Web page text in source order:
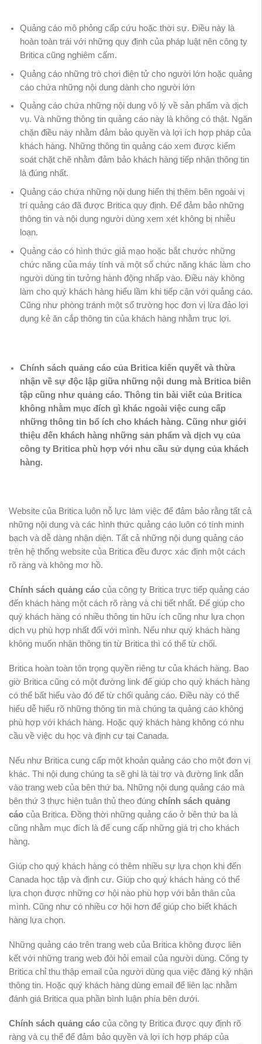
Quảng cáo mô phỏng cấp cứu hoặc thời sự. Điều này là
hoàn toàn trái với những quy định của pháp luật nên công ty
Britica cũng nghiêm cấm.
Quảng cáo những trò chơi điện tử cho người lớn hoặc quảng
cáo chứa những nội dung dành cho người lớn
Quảng cáo chứa những nội dung vô lý về sản phẩm và dịch
vụ. Và những thông tin quảng cáo này là không có thật. Ngăn
chặn điều này nhằm đảm bảo quyền và lợi ích hợp pháp của
khách hàng. Những thông tin quảng cáo xem được kiểm
soát chặt chẽ nhằm đảm bảo khách hàng tiếp nhận thông tin
là đúng nhất.
Quảng cáo chứa những nội dung hiển thị thêm bên ngoài vị
trí quảng cáo đã được Britica quy định. Để đảm bảo những
thông tin và nội dung người dùng xem xét không bị nhiễu
loạn.
Quảng cáo có hình thức giả mạo hoặc bắt chước những
chức năng của máy tính và một số chức năng khác làm cho
người dùng tin tưởng hành động nhấp vào. Điều này không
làm cho quý khách hàng hiểu lầm khi tiếp cận với quảng cáo.
Cũng như phòng tránh một số trường học đơn vị lừa đảo lợi
dụng kẻ ăn cắp thông tin của khách hàng nhằm trục lợi.
Chính sách quảng cáo của Britica kiên quyết và thừa
nhận về sự độc lập giữa những nội dung mà Britica biên
tập cũng như quảng cáo. Thông tin bài viết của Britica
không nhằm mục đích gì khác ngoài việc cung cấp
những thông tin bổ ích cho khách hàng. Cũng như giới
thiệu đến khách hàng những sản phẩm và dịch vụ của
công ty Britica phù hợp với nhu cầu sử dụng của khách
hàng.
Website của Britica luôn nỗ lực làm việc để đảm bảo rằng tất cả
những nội dung và các hình thức quảng cáo luôn có tính minh
bạch và dễ dàng nhận diện. Tất cả những nội dung quảng cáo
trên hệ thống website của Britica đều được xác định một cách
rõ ràng và không mơ hồ.
Chính sách quảng cáo của công ty Britica trực tiếp quảng cáo
đến khách hàng một cách rõ ràng và chi tiết nhất. Để giúp cho
quý khách hàng có nhiều thông tin hữu ích cũng như lựa chọn
dịch vụ phù hợp nhất đối với mình. Nếu như quý khách hàng
không muốn nhận thông tin từ Britica thì có thể từ chối.
Britica hoàn toàn tôn trọng quyền riêng tư của khách hàng. Bao
giờ Britica cũng có một đường link để giúp cho quý khách hàng
có thể bất hiếu vào đó để từ chối quảng cáo. Điều này có thể
hiểu dễ hiểu rõ những thông tin mà chúng ta quảng cáo không
phù hợp với khách hàng. Hoặc quý khách hàng không có nhu
cầu về việc du học và định cư tại Canada.
Nếu như Britica cung cấp một khoản quảng cáo cho một đơn vị
khác. Thi nội dung chúng ta sẽ ghi là tài trợ và đường link dẫn
vào trang web của bên thứ ba. Những nội dung quảng cáo mà
bên thứ 3 thực hiện tuân thủ theo đúng chính sách quảng
cáo của Britica. Đồng thời những quảng cáo ở bên thứ ba là
cũng nhằm mục đích là để cung cấp những giá trị cho khách
hàng.
Giúp cho quý khách hàng có thêm nhiều sự lựa chọn khi đến
Canada học tập và định cư. Giúp cho quý khách hàng có thể
lựa chọn được những cơ hội nào phù hợp với bản thân của
mình. Cũng như có nhiều cơ hội hơn để giúp cho biết khách
hàng lựa chọn.
Những quảng cáo trên trang web của Britica không được liên
kết với những trang web đòi hỏi email của người dùng. Công ty
Britica chỉ thu thập email của người dùng qua việc đăng ký nhận
thông tin. Hoặc quý khách hàng dùng email để liên lạc nhằm
đánh giá Britica qua phần bình luận phía bên dưới.
Chính sách quảng cáo của công ty Britica được quy định rõ
ràng và cụ thể để đảm bảo quyền và lợi ích hợp pháp của